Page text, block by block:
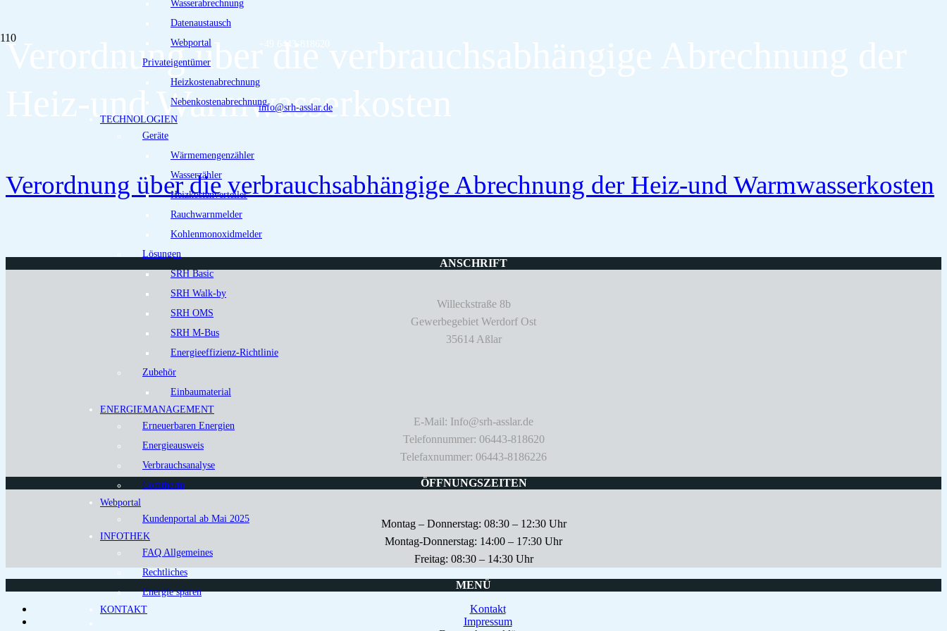
info@srh-asslar.de
Wasserabrechnung
Datenaustausch
Webportal
Privateigentümer
Heizkostenabrechnung
Nebenkostenabrechnung
TECHNOLOGIEN
Geräte
Wärmemengenzähler
Wasserzähler
Heizkostenverteiler
Rauchwarnmelder
Kohlenmonoxidmelder
Lösungen
SRH Basic
SRH Walk-by
SRH OMS
SRH M-Bus
Energieeffizienz-Richtlinie
Zubehör
Einbaumaterial
ENERGIEMANAGEMENT
Erneuerbaren Energien
Energieausweis
Verbrauchsanalyse
Comtherm
Webportal
Kundenportal ab Mai 2025
INFOTHEK
FAQ Allgemeines
Rechtliches
Energie sparen
KONTAKT
Verordnung über die verbrauchsabhängige Abrechnung der
Heiz-und Warmwasserkosten
Verordnung über die verbrauchsabhängige Abrechnung der Heiz-und Warmwasserkosten
ANSCHRIFT
Willeckstraße 8b
Gewerbegebiet Werdorf Ost
35614 Aßlar
E-Mail: Info@srh-asslar.de
Telefonnummer: 06443-818620
Telefaxnummer: 06443-8186226
ÖFFNUNGSZEITEN
Montag – Donnerstag: 08:30 – 12:30 Uhr
Montag-Donnerstag: 14:00 – 17:30 Uhr
Freitag: 08:30 – 14:30 Uhr
MENÜ
Kontakt
Impressum